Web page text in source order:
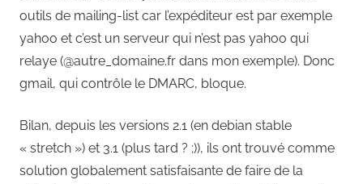
outils de mailing-list car l’expéditeur est par exemple
yahoo et c’est un serveur qui n’est pas yahoo qui
relaye (@autre_domaine.fr dans mon exemple). Donc
gmail, qui contrôle le DMARC, bloque.
Bilan, depuis les versions 2.1 (en debian stable
« stretch ») et 3.1 (plus tard ? ;)), ils ont trouvé comme
solution globalement satisfaisante de faire de la